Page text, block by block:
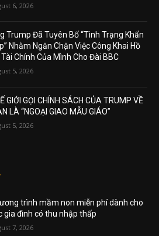
6, 2026
Trump Đã Tuyên Bố “Tình Trạng Khẩn
Nhằm Ngăn Chặn Việc Công Khai Hồ
Chính Của Mình Cho Đài BBC
5, 2026
GIỚI GỌI CHÍNH SÁCH CỦA TRUMP VỀ
LÀ “NGOẠI GIAO MẪU GIÁO”
5, 2026
trình mầm non miễn phí dành cho
gia đình có thu nhập thấp
7, 2026